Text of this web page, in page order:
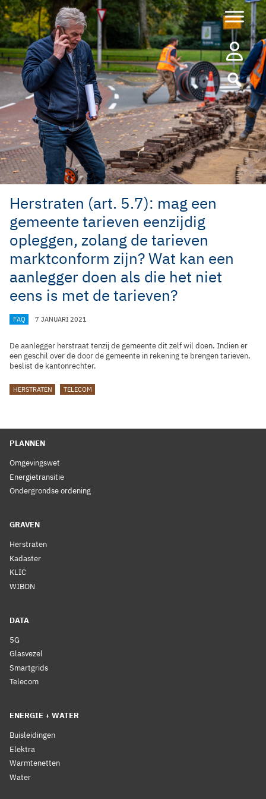
Ga
naar
de
inhoud
Herstraten (art. 5.7): mag een
gemeente tarieven eenzijdig
opleggen, zolang de tarieven
marktconform zijn? Wat kan een
aanlegger doen als die het niet
eens is met de tarieven?
CATEGORIEËN
FAQ 7 JANUARI 2021
De aanlegger herstraat tenzij de gemeente dit zelf wil doen. Indien er
een geschil over de door de gemeente in rekening te brengen tarieven,
beslist de kantonrechter.
TAGS
HERSTRATEN TELECOM
PLANNEN
Omgevingswet
Energietransitie
Ondergrondse ordening
GRAVEN
Herstraten
Kadaster
KLIC
WIBON
DATA
5G
Glasvezel
Smartgrids
Telecom
ENERGIE + WATER
Buisleidingen
Elektra
Warmtenetten
Water